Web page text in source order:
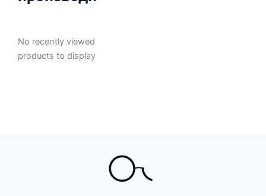
No recently viewed
products to display